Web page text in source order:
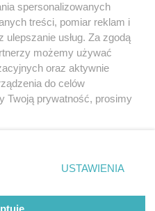
/ 0
korzystania z portali
Skontakuj sięz nami
Kontakt
Wydawca
Redakcja
spersonalizowanych
treści, pomiar reklam i
ulepszanie usług. Za zgodą
możemy używać
oraz aktywnie
do celów
Twoją prywatność, prosimy
dolnym rogu strony
danych nie wymagają
sprzeciwić się
będą miały
USTAWIENIA